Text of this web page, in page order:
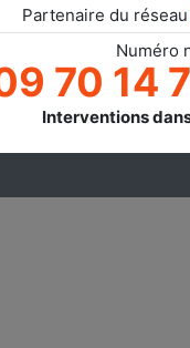
Partenaire du réseau
Numéro
70 14
Interventions